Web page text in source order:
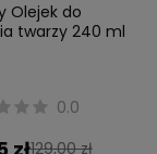
Olejek do
twarzy 240 ml
0.0
129,00 zł